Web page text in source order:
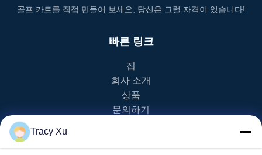
골프 카트를 직접 만들어 보세요, 당신은 그럴 자격이 있습니다!
빠른 링크
집
회사 소개
상품
문의하기
Tracy Xu